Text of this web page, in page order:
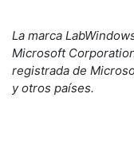
La marca
Microsoft
registrada de
y otros países.